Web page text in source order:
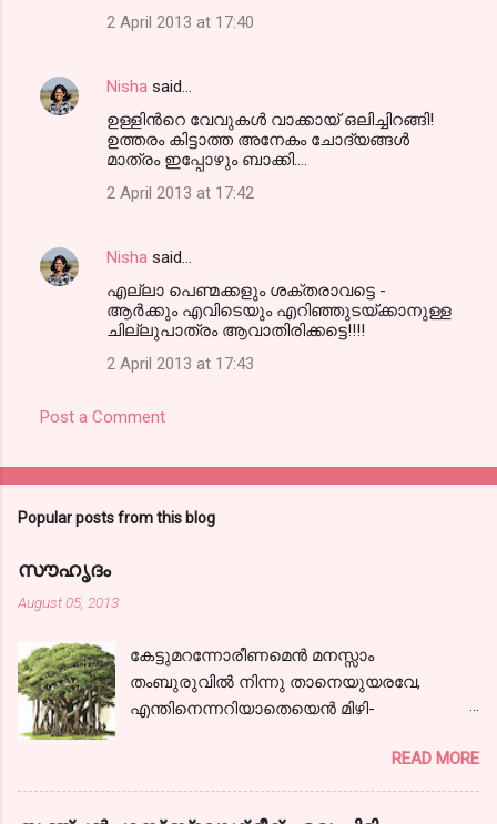
2 April 2013 at 17:40
Nisha said…
ഉള്ളിന്‍റെ വേവുകള്‍ വാക്കായ് ഒലിച്ചിറങ്ങി!
ഉത്തരം കിട്ടാത്ത അനേകം ചോദ്യങ്ങള്‍
മാത്രം ഇപ്പോഴും ബാക്കി....
2 April 2013 at 17:42
Nisha said…
എല്ലാ പെണ്മക്കളും ശക്തരാവട്ടെ -
ആര്‍ക്കും എവിടെയും എറിഞ്ഞുടയ്ക്കാനുള്ള
ചില്ലുപാത്രം ആവാതിരിക്കട്ടെ!!!!
2 April 2013 at 17:43
Post a Comment
Popular posts from this blog
സൗഹൃദം
August 05, 2013
കേട്ടുമറന്നോരീണമെന്‍ മനസ്സാം
തംബുരുവില്‍ നിന്നു താനെയുയരവേ,
എന്തിനെന്നറിയാതെയെന്‍ മിഴി-
ഞാനേറെ ദൂരം പോയ്‌ കാണാകാഴ്ചകള്‍
തന്‍ മാധുര്യവുമായ്; ഒടുവിലൊരു
പന്ഥാവിന്‍ മുന്നിലെത്തിയന്തിച്ചു- നില്‍ക്കേ
READ MORE